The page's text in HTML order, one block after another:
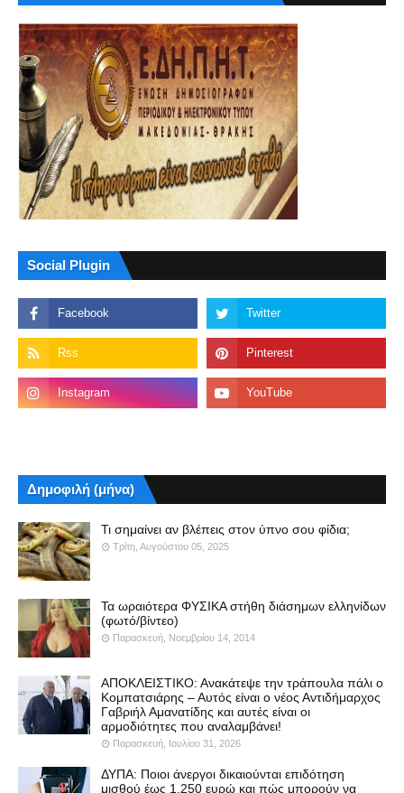
Social Plugin
Δημοφιλή (μήνα)
Τι σημαίνει αν βλέπεις στον ύπνο σου φίδια;
Τρίτη, Αυγούστου 05, 2025
Τα ωραιότερα ΦΥΣΙΚΑ στήθη διάσημων ελληνίδων
(φωτό/βίντεο)
Παρασκευή, Νοεμβρίου 14, 2014
ΑΠΟΚΛΕΙΣΤΙΚΟ: Ανακάτεψε την τράπουλα πάλι ο
Κομπατσιάρης – Αυτός είναι ο νέος Αντιδήμαρχος
Γαβριήλ Αμανατίδης και αυτές είναι οι
αρμοδιότητες που αναλαμβάνει!
Παρασκευή, Ιουλίου 31, 2026
ΔΥΠΑ: Ποιοι άνεργοι δικαιούνται επιδότηση
μισθού έως 1.250 ευρώ και πώς μπορούν να